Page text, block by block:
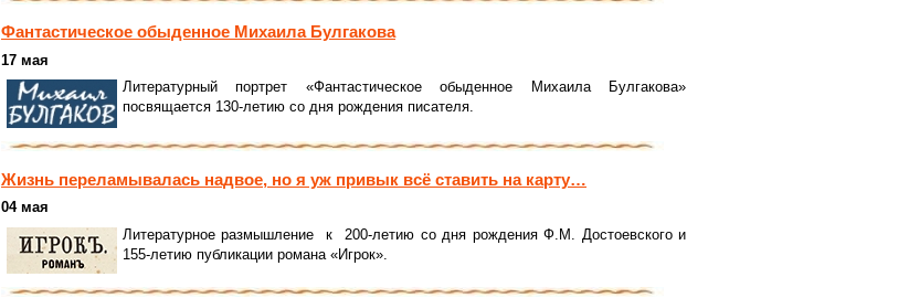
Фантастическое обыденное Михаила Булгакова
17 мая
Литературный портрет «Фантастическое обыденное Михаила Булгакова»
посвящается 130-летию со дня рождения писателя.
Жизнь переламывалась надвое, но я уж привык всё ставить на карту…
04 мая
Литературное размышление к 200-летию со дня рождения Ф.М. Достоевского и
155-летию публикации романа «Игрок».